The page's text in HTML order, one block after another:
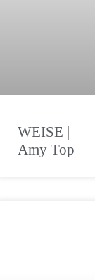
WEISE |
Amy Top